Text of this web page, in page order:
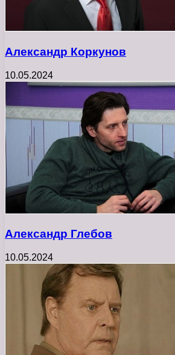
Александр Коркунов
10.05.2024
Александр Глебов
10.05.2024